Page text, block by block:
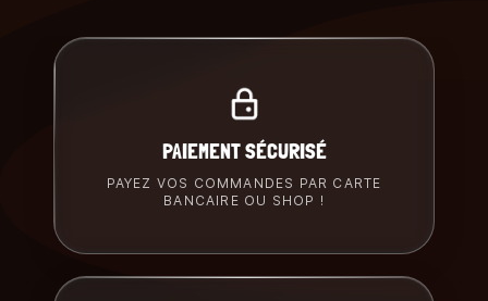
PAIEMENT SÉCURISÉ
PAYEZ VOS COMMANDES PAR CARTE
BANCAIRE OU SHOP !